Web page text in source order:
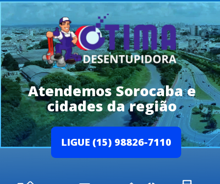
Atendemos Sorocaba e
cidades da região
LIGUE (15) 98826-7110